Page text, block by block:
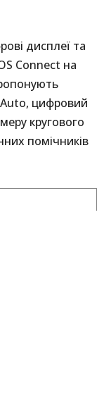
дисплеї та
Connect на
Auto, цифровий
кругового
помічників